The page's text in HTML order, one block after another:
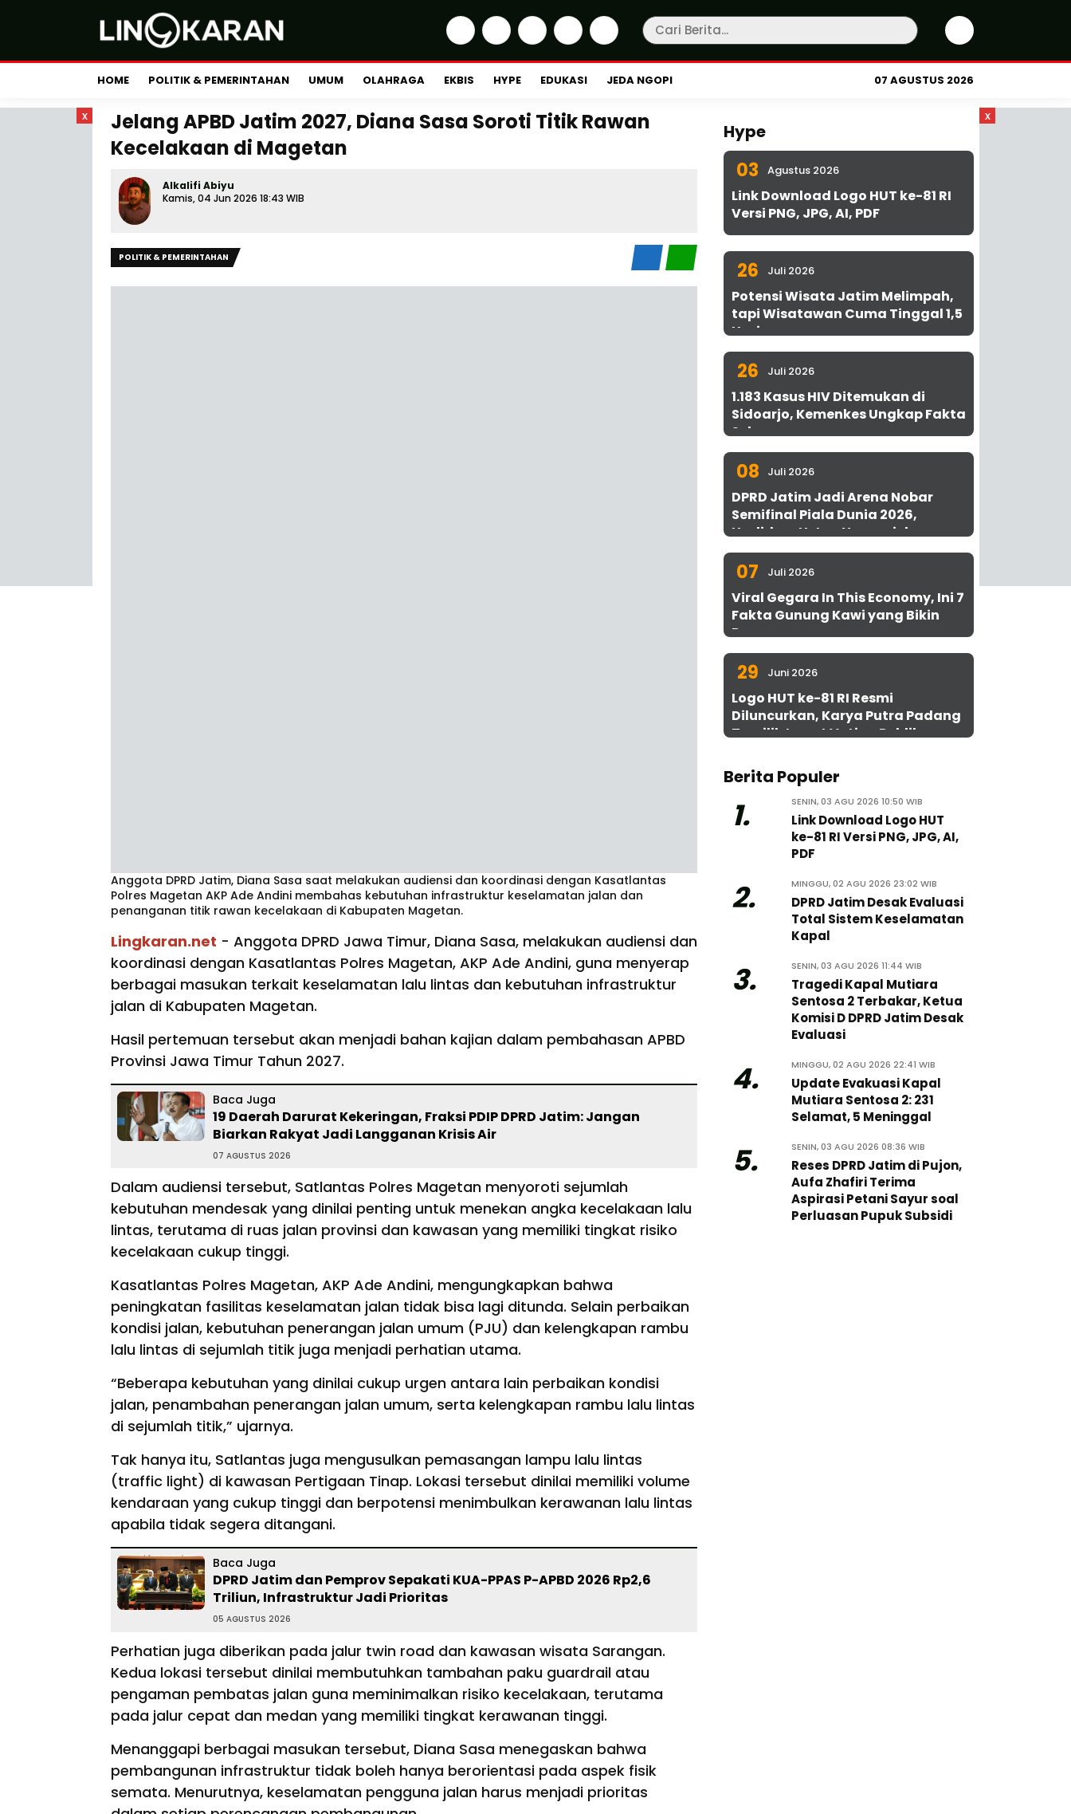
HOME POLITIK & PEMERINTAHAN UMUM OLAHRAGA EKBIS HYPE EDUKASI JEDA NGOPI 07 AGUSTUS 2026
x x
Jelang APBD Jatim 2027, Diana Sasa Soroti Titik Rawan
Kecelakaan di Magetan
Alkalifi Abiyu
Kamis, 04 Jun 2026 18:43 WIB
POLITIK & PEMERINTAHAN
Anggota DPRD Jatim, Diana Sasa saat melakukan audiensi dan koordinasi dengan Kasatlantas
Polres Magetan AKP Ade Andini membahas kebutuhan infrastruktur keselamatan jalan dan
penanganan titik rawan kecelakaan di Kabupaten Magetan.
Lingkaran.net - Anggota DPRD Jawa Timur, Diana Sasa, melakukan audiensi dan
koordinasi dengan Kasatlantas Polres Magetan, AKP Ade Andini, guna menyerap
berbagai masukan terkait keselamatan lalu lintas dan kebutuhan infrastruktur
jalan di Kabupaten Magetan.
Hasil pertemuan tersebut akan menjadi bahan kajian dalam pembahasan APBD
Provinsi Jawa Timur Tahun 2027.
Baca Juga
19 Daerah Darurat Kekeringan, Fraksi PDIP DPRD Jatim: Jangan
Biarkan Rakyat Jadi Langganan Krisis Air
07 AGUSTUS 2026
Dalam audiensi tersebut, Satlantas Polres Magetan menyoroti sejumlah
kebutuhan mendesak yang dinilai penting untuk menekan angka kecelakaan lalu
lintas, terutama di ruas jalan provinsi dan kawasan yang memiliki tingkat risiko
kecelakaan cukup tinggi.
Kasatlantas Polres Magetan, AKP Ade Andini, mengungkapkan bahwa
peningkatan fasilitas keselamatan jalan tidak bisa lagi ditunda. Selain perbaikan
kondisi jalan, kebutuhan penerangan jalan umum (PJU) dan kelengkapan rambu
lalu lintas di sejumlah titik juga menjadi perhatian utama.
“Beberapa kebutuhan yang dinilai cukup urgen antara lain perbaikan kondisi
jalan, penambahan penerangan jalan umum, serta kelengkapan rambu lalu lintas
di sejumlah titik,” ujarnya.
Tak hanya itu, Satlantas juga mengusulkan pemasangan lampu lalu lintas
(traffic light) di kawasan Pertigaan Tinap. Lokasi tersebut dinilai memiliki volume
kendaraan yang cukup tinggi dan berpotensi menimbulkan kerawanan lalu lintas
apabila tidak segera ditangani.
Baca Juga
DPRD Jatim dan Pemprov Sepakati KUA-PPAS P-APBD 2026 Rp2,6
Triliun, Infrastruktur Jadi Prioritas
05 AGUSTUS 2026
Perhatian juga diberikan pada jalur twin road dan kawasan wisata Sarangan.
Kedua lokasi tersebut dinilai membutuhkan tambahan paku guardrail atau
pengaman pembatas jalan guna meminimalkan risiko kecelakaan, terutama
pada jalur cepat dan medan yang memiliki tingkat kerawanan tinggi.
Menanggapi berbagai masukan tersebut, Diana Sasa menegaskan bahwa
pembangunan infrastruktur tidak boleh hanya berorientasi pada aspek fisik
semata. Menurutnya, keselamatan pengguna jalan harus menjadi prioritas
Hype
03 Agustus 2026
Link Download Logo HUT ke-81 RI
Versi PNG, JPG, AI, PDF
26 Juli 2026
Potensi Wisata Jatim Melimpah,
tapi Wisatawan Cuma Tinggal 1,5
Hari
26 Juli 2026
1.183 Kasus HIV Ditemukan di
Sidoarjo, Kemenkes Ungkap Fakta
Sebenarnya
08 Juli 2026
DPRD Jatim Jadi Arena Nobar
Semifinal Piala Dunia 2026,
Hadirkan Uston Nawawi dan
UMKM Gratis untuk 1.000 Warga
07 Juli 2026
Viral Gegara In This Economy, Ini 7
Fakta Gunung Kawi yang Bikin
Penasaran
29 Juni 2026
Logo HUT ke-81 RI Resmi
Diluncurkan, Karya Putra Padang
Terpilih Lewat Voting Publik
Berita Populer
1. SENIN, 03 AGU 2026 10:50 WIB
Link Download Logo HUT
ke-81 RI Versi PNG, JPG, AI,
PDF
2. MINGGU, 02 AGU 2026 23:02 WIB
DPRD Jatim Desak Evaluasi
Total Sistem Keselamatan
Kapal
3. SENIN, 03 AGU 2026 11:44 WIB
Tragedi Kapal Mutiara
Sentosa 2 Terbakar, Ketua
Komisi D DPRD Jatim Desak
Evaluasi
4. MINGGU, 02 AGU 2026 22:41 WIB
Update Evakuasi Kapal
Mutiara Sentosa 2: 231
Selamat, 5 Meninggal
5. SENIN, 03 AGU 2026 08:36 WIB
Reses DPRD Jatim di Pujon,
Aufa Zhafiri Terima
Aspirasi Petani Sayur soal
Perluasan Pupuk Subsidi